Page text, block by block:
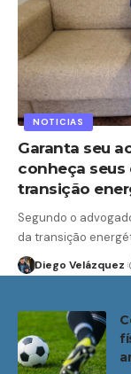
NOTICIAS
Garanta seu
conheça seus
transição
Segundo o
da transição
Diego Velázquez